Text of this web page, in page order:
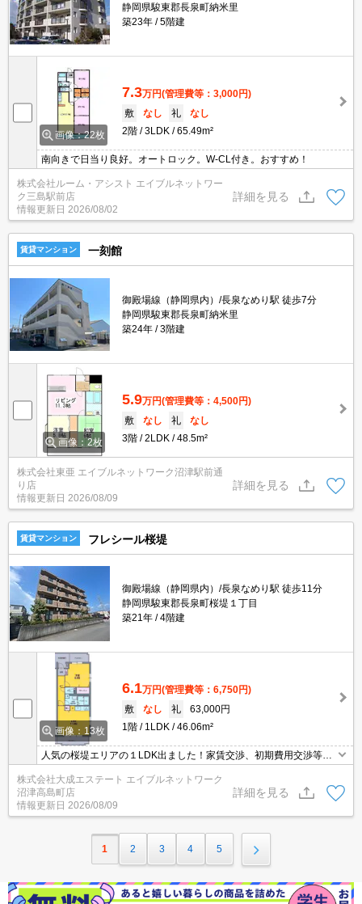
静岡県駿東郡長泉町納米里
築23年
5階建
画像：22枚
7.3万円(管理費等：3,000円)
敷
なし 礼
なし
2階
3LDK 65.49m²
南向きで日当り良好。オートロック。W-CL付き。おすすめ！
株式会社ルーム・アシスト エイブルネットワー
ク三島駅前店
情報更新日 2026/08/02
詳細を見る
賃貸マンション 一刻館
御殿場線（静岡県内）/長泉なめり駅 徒歩7分
静岡県駿東郡長泉町納米里
築24年
3階建
画像：2枚
5.9万円(管理費等：4,500円)
敷
なし 礼
なし
3階
2LDK 48.5m²
株式会社東亜 エイブルネットワーク沼津駅前通
り店
情報更新日 2026/08/09
詳細を見る
賃貸マンション フレシール桜堤
御殿場線（静岡県内）/長泉なめり駅 徒歩11分
静岡県駿東郡長泉町桜堤１丁目
築21年
4階建
画像：13枚
6.1万円(管理費等：6,750円)
敷
なし 礼
63,000円
1階
1LDK 46.06m²
人気の桜堤エリアの１LDK出ました！家賃交渉、初期費用交渉等ご
人契約の場合、礼金、更新料も不要です！徒歩圏内にドラッグスト
ア、スーパー、コンビニ等ございます！
株式会社大成エステート エイブルネットワーク
沼津高島町店
情報更新日 2026/08/09
詳細を見る
1 2 3 4 5